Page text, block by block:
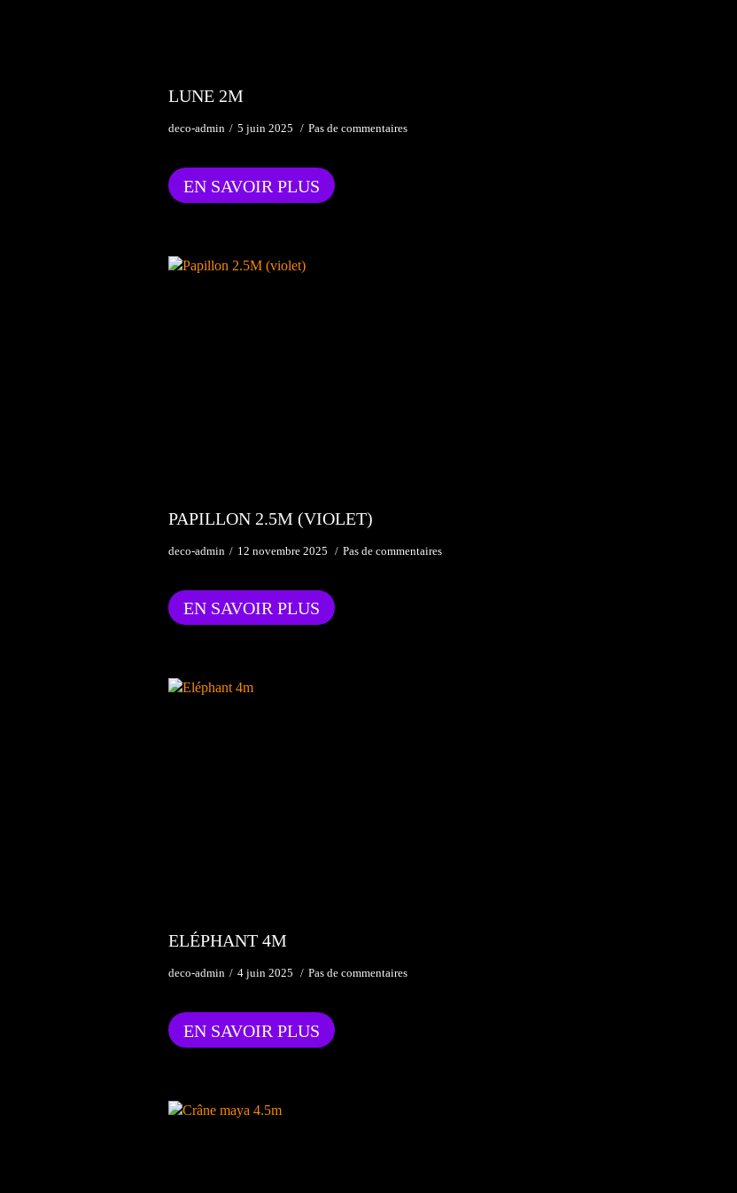
LUNE 2M
deco-admin 5 juin 2025 Pas de commentaires
EN SAVOIR PLUS
PAPILLON 2.5M (VIOLET)
deco-admin 12 novembre 2025 Pas de commentaires
EN SAVOIR PLUS
ELÉPHANT 4M
deco-admin 4 juin 2025 Pas de commentaires
EN SAVOIR PLUS